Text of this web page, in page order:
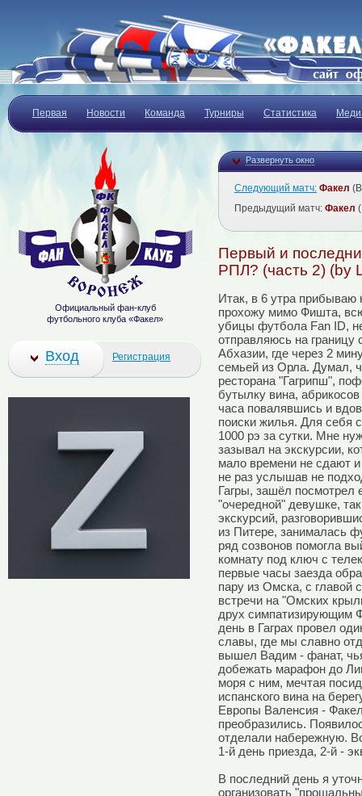
Первая Новости Команда Турниры Статистика
Развернуть окно
Следующий матч: Факел
Предыдущий матч: Факел
Первый и
РПЛ? (часть 2) (by
Итак, в 6 утра прибываю
прохожу мимо Фишта,
убицы футбола Fan ID,
отправляюсь на границу
Абхазии, где через 2
семьей из Орла. Думал,
ресторана "Гагрипш",
бутылку вина,
часа повалявшись и
поиски жилья. Для себя
1000 рэ за сутки. Мне
зазывал на экскурсии,
мало времени не сдают
не раз услышав не
Гагры, зашёл посмотрел
"очередной" девушке,
экскурсий,
из Питере, занималась
ряд созвонов помогла
комнату под ключ с
первые часы заезда
пару из Омска, с главой
встречи на "Омских
друх симпатизирующим
день в Гаграх провел
славы, где мы славно
вышел Вадим - фанат,
добежать марафон до
моря с ним, мечтая
испанского вина на
Европы Валенсия -
преобразились.
отделали набережную.
1-й день приезда, 2-й -
В последний день я
организовать
Официальный фан-клуб
футбольного клуба «Факел»
Вход Регистрация